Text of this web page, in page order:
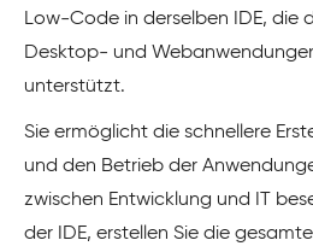
Low-Code in derselben IDE, die
Desktop- und
unterstützt.
Sie ermöglicht die schnellere
und den Betrieb der
zwischen Entwicklung und IT
der IDE, erstellen Sie die